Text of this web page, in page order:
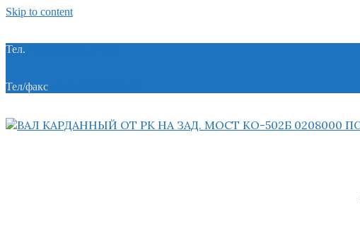
Skip to content
Тел.
Тел/факс